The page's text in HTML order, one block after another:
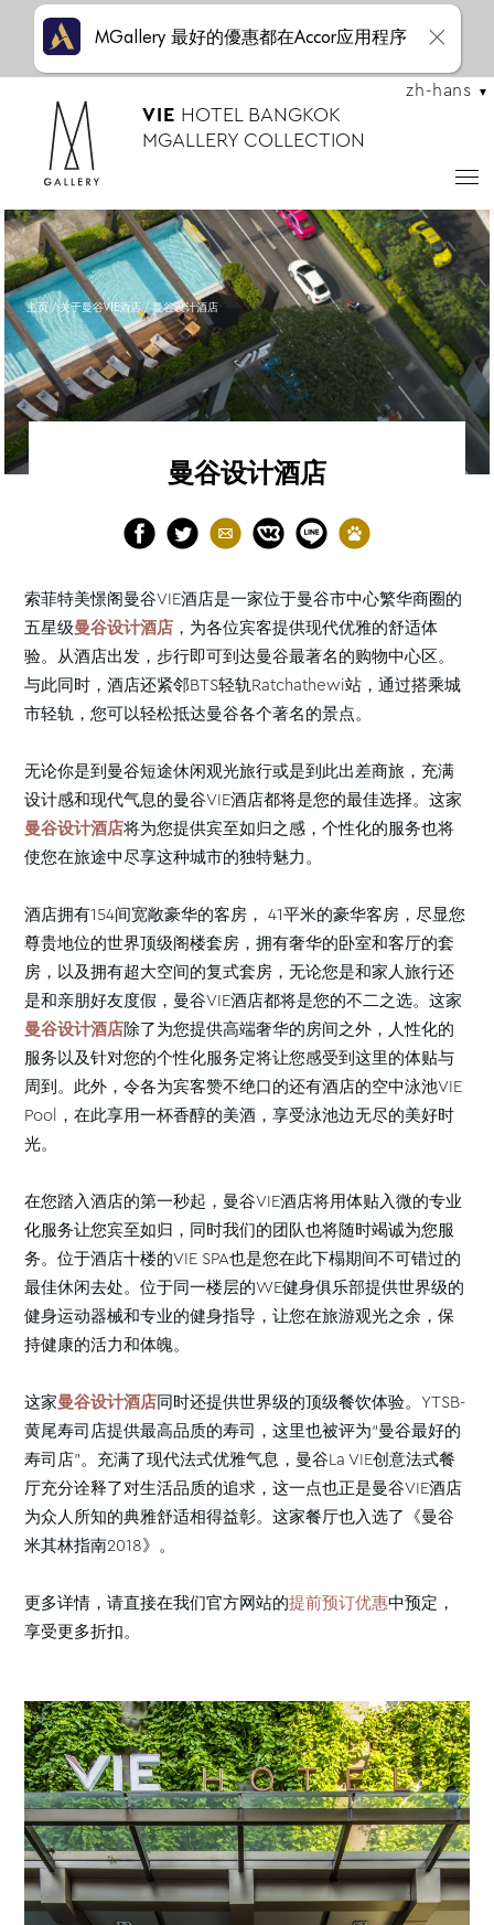
VIE HOTEL BANGKOK
MGALLERY COLLECTION
zh-hans
主页 关于曼谷VIE酒店 曼谷设计酒店
曼谷设计酒店
索菲特美憬阁曼谷VIE酒店是一家位于曼谷市中心繁华商圈的
五星级曼谷设计酒店 ，为各位宾客提供现代优雅的舒适体
验。从酒店出发，步行即可到达曼谷最著名的购物中心区。
与此同时，酒店还紧邻BTS轻轨Ratchathewi站，通过搭乘城
市轻轨，您可以轻松抵达曼谷各个著名的景点。
无论你是到曼谷短途休闲观光旅行或是到此出差商旅，充满
设计感和现代气息的曼谷VIE酒店都将是您的最佳选择。这家
曼谷设计酒店将为您提供宾至如归之感，个性化的服务也将
使您在旅途中尽享这种城市的独特魅力。
酒店拥有154间宽敞豪华的客房， 41平米的豪华客房，尽显您
尊贵地位的世界顶级阁楼套房，拥有奢华的卧室和客厅的套
房，以及拥有超大空间的复式套房，无论您是和家人旅行还
是和亲朋好友度假，曼谷VIE酒店都将是您的不二之选。这家
曼谷设计酒店除了为您提供高端奢华的房间之外，人性化的
服务以及针对您的个性化服务定将让您感受到这里的体贴与
周到。此外，令各为宾客赞不绝口的还有酒店的空中泳池VIE
Pool，在此享用一杯香醇的美酒，享受泳池边无尽的美好时
光。
在您踏入酒店的第一秒起，曼谷VIE酒店将用体贴入微的专业
化服务让您宾至如归，同时我们的团队也将随时竭诚为您服
务。位于酒店十楼的VIE SPA也是您在此下榻期间不可错过的
最佳休闲去处。位于同一楼层的WE健身俱乐部提供世界级的
健身运动器械和专业的健身指导，让您在旅游观光之余，保
持健康的活力和体魄。
这家曼谷设计酒店同时还提供世界级的顶级餐饮体验。YTSB-
黄尾寿司店提供最高品质的寿司，这里也被评为“曼谷最好的
寿司店”。充满了现代法式优雅气息，曼谷La VIE创意法式餐
厅充分诠释了对生活品质的追求，这一点也正是曼谷VIE酒店
为众人所知的典雅舒适相得益彰。这家餐厅也入选了《曼谷
米其林指南2018》。
更多详情，请直接在我们官方网站的提前预订优惠中预定，
享受更多折扣。
MGallery 最好的優惠都在Accor应用程序